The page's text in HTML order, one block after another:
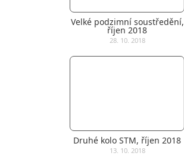
Velké podzimní soustředění,
říjen 2018
28. 10. 2018
Druhé kolo STM, říjen 2018
13. 10. 2018